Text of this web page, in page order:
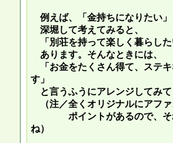
例えば、「金持ちになりたい
深堀して考えてみると、
「別荘を持って楽しく暮らし
あります。そんなときには、
「お金をたくさん得て、ステ
す」
と言うふうにアレンジしてみ
（注／全くオリジナルにアフ
ポイントがあるので、それ
ね）